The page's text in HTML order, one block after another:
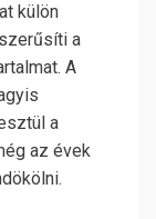
külön
a
A
a
az évek